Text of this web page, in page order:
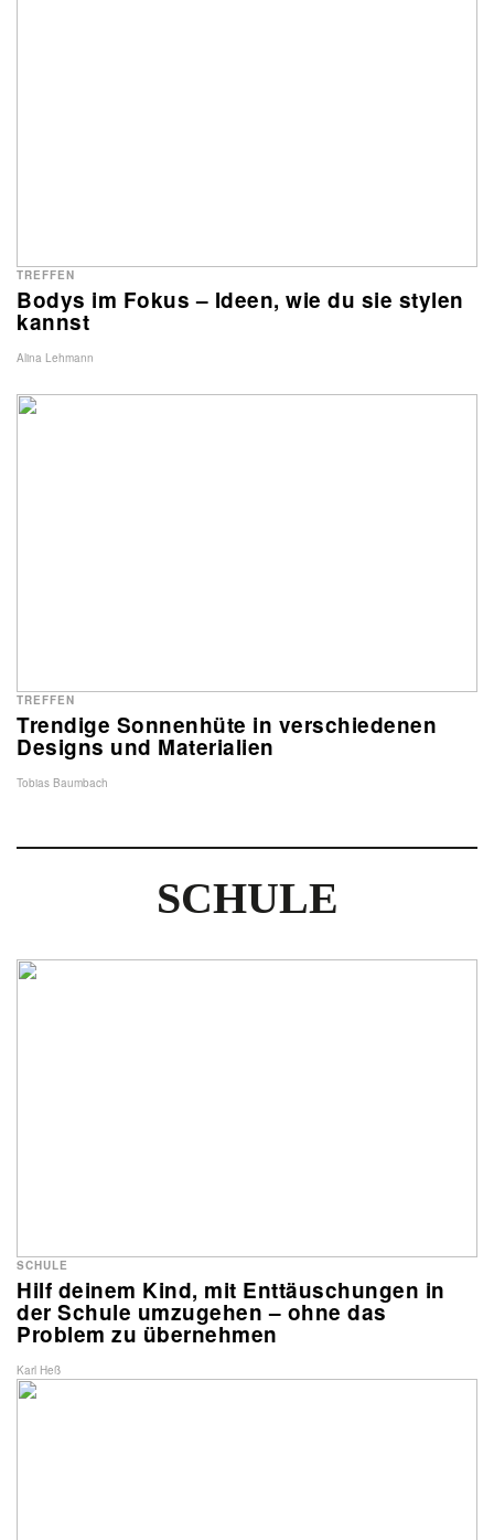
Bodys im Fokus – Ideen, wie du sie stylen
kannst
TREFFEN
Alina Lehmann
Trendige Sonnenhüte in verschiedenen
Designs und Materialien
TREFFEN
Tobias Baumbach
SCHULE
Hilf deinem Kind, mit Enttäuschungen in
der Schule umzugehen – ohne das
Problem zu übernehmen
SCHULE
Karl Heß